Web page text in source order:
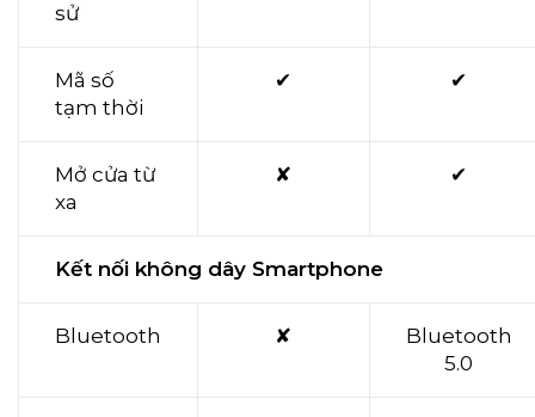
sử
Mã số
tạm thời
✔ ✔
Mở cửa từ
xa
✘ ✔
Kết nối không dây Smartphone
Bluetooth ✘
Bluetooth
5.0